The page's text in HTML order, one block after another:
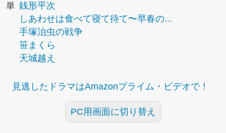
単 銭形平次
しあわせは食べて寝て待て〜早春の...
手塚治虫の戦争
笹まくら
天城越え
見逃したドラマはAmazonプライム・ビデオで！
PC用画面に切り替え